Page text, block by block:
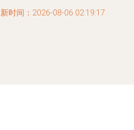
时间：2026-08-06 02:19:17